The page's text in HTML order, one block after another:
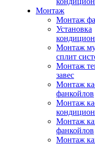
Монтаж
Монтаж
Установка
Монтаж
сплит
Монтаж
завес
Монтаж
фанкойлов
Монтаж
Монтаж
фанкойлов
Монтаж